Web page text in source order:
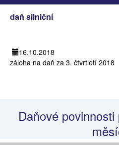
obsahu
webu
daň silniční
16.10.2018
záloha na daň za 3. čtvrtletí 2018
Daňové